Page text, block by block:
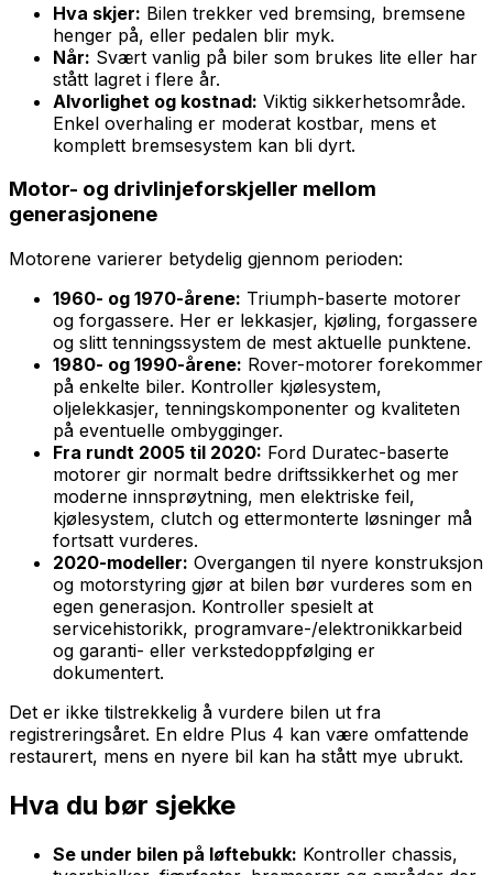
Hva skjer: Bilen trekker ved bremsing, bremsene
henger på, eller pedalen blir myk.
Når: Svært vanlig på biler som brukes lite eller har
stått lagret i flere år.
Alvorlighet og kostnad: Viktig sikkerhetsområde.
Enkel overhaling er moderat kostbar, mens et
komplett bremsesystem kan bli dyrt.
Motor- og drivlinjeforskjeller mellom
generasjonene
Motorene varierer betydelig gjennom perioden:
1960- og 1970-årene: Triumph-baserte motorer
og forgassere. Her er lekkasjer, kjøling, forgassere
og slitt tenningssystem de mest aktuelle punktene.
1980- og 1990-årene: Rover-motorer forekommer
på enkelte biler. Kontroller kjølesystem,
oljelekkasjer, tenningskomponenter og kvaliteten
på eventuelle ombygginger.
Fra rundt 2005 til 2020: Ford Duratec-baserte
motorer gir normalt bedre driftssikkerhet og mer
moderne innsprøytning, men elektriske feil,
kjølesystem, clutch og ettermonterte løsninger må
fortsatt vurderes.
2020-modeller: Overgangen til nyere konstruksjon
og motorstyring gjør at bilen bør vurderes som en
egen generasjon. Kontroller spesielt at
servicehistorikk, programvare-/elektronikkarbeid
og garanti- eller verkstedoppfølging er
dokumentert.
Det er ikke tilstrekkelig å vurdere bilen ut fra
registreringsåret. En eldre Plus 4 kan være omfattende
restaurert, mens en nyere bil kan ha stått mye ubrukt.
Hva du bør sjekke
Se under bilen på løftebukk: Kontroller chassis,